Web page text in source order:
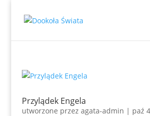
Przylądek Engela
utworzone przez agata-admin | paź